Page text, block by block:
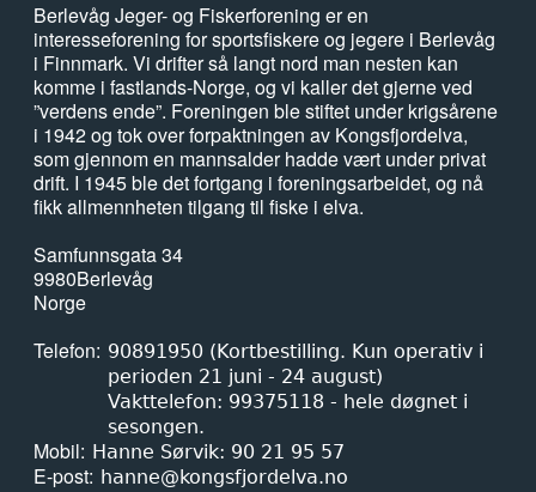
Berlevåg Jeger- og Fiskerforening er en
interesseforening for sportsfiskere og jegere i Berlevåg
i Finnmark. Vi drifter så langt nord man nesten kan
komme i fastlands-Norge, og vi kaller det gjerne ved
”verdens ende”. Foreningen ble stiftet under krigsårene
i 1942 og tok over forpaktningen av Kongsfjordelva,
som gjennom en mannsalder hadde vært under privat
drift. I 1945 ble det fortgang i foreningsarbeidet, og nå
fikk allmennheten tilgang til fiske i elva.
Samfunnsgata 34
9980Berlevåg
Norge
Telefon
90891950 (Kortbestilling. Kun operativ i
perioden 21 juni - 24 august)
Vakttelefon: 99375118 - hele døgnet i
sesongen.
Mobil Hanne Sørvik: 90 21 95 57
E-post hanne@kongsfjordelva.no